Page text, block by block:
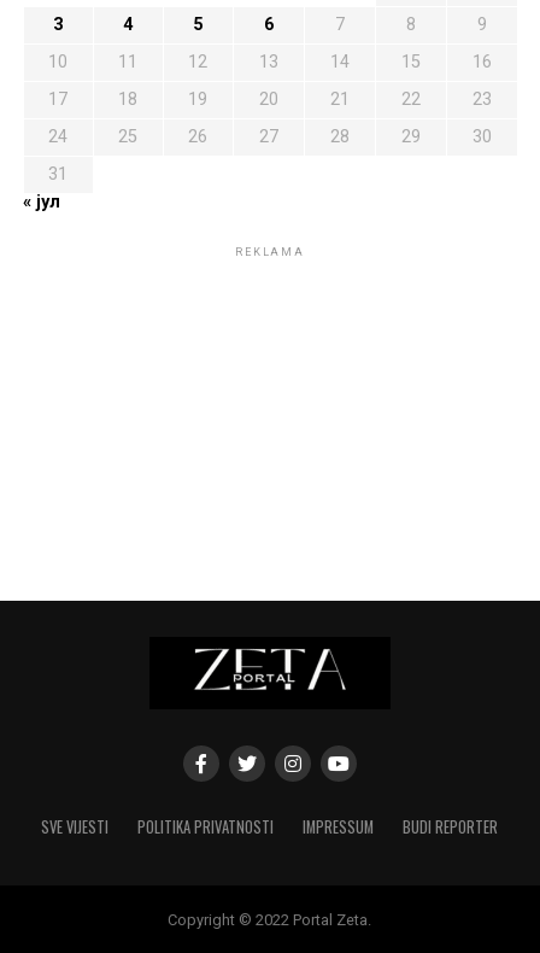
3
4 5 6 7 8
9
10
11 12 13 14 15
16
17
18 19 20 21 22
23
24
25 26 27 28 29
30
31
« јул
REKLAMA
SVE VIJESTI POLITIKA PRIVATNOSTI IMPRESSUM BUDI REPORTER
Copyright © 2022 Portal Zeta.